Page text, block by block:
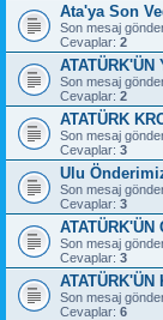
Ata'ya Son
Son mesaj
Cevaplar: 2
ATATÜRK'ÜN
Son mesaj
Cevaplar: 2
ATATÜRK
Son mesaj
Cevaplar: 3
Ulu
Son mesaj
Cevaplar: 3
ATATÜRK'ÜN
Son mesaj
Cevaplar: 3
ATATÜRK'ÜN
Son mesaj
Cevaplar: 6